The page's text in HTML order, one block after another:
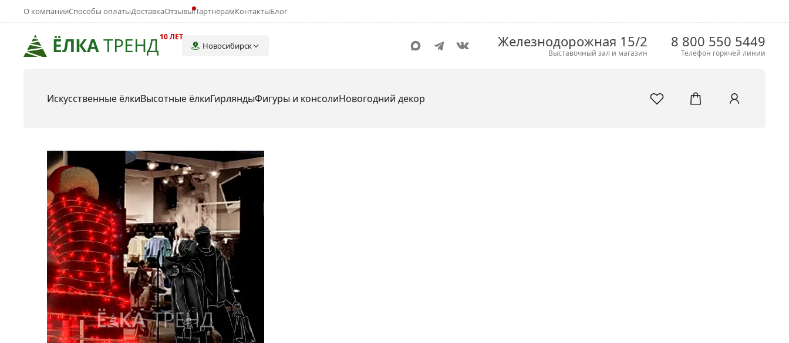
ЁЛКАТРЕНД10 ЛЕТ
Новосибирск
О компанииСпособы оплатыДоставкаОтзывыПартнёрамКонтактыБлог
Железнодорожная 15/2
Выставочный зал и магазин
8 800 550 5449
Телефон горячей линии
Искусственные ёлкиВысотные ёлкиГирляндыФигуры и консолиНовогодний декор